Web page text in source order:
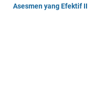
Asesmen yang Efektif II